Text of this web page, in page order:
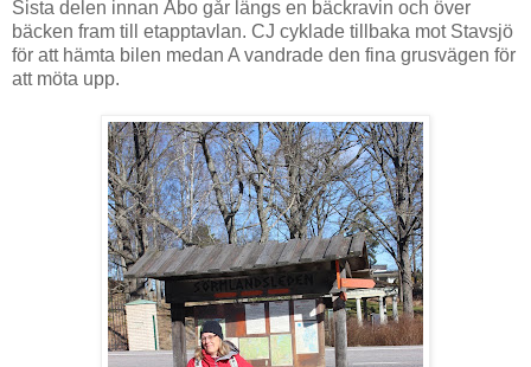
Sista delen innan Åbo går längs en bäckravin och över
bäcken fram till etapptavlan. CJ cyklade tillbaka mot Stavsjö
för att hämta bilen medan A vandrade den fina grusvägen för
att möta upp.